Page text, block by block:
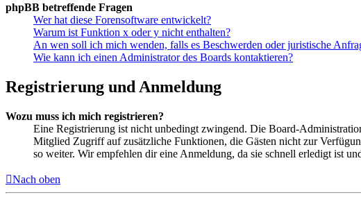
phpBB betreffende Fragen
Wer hat diese Forensoftware entwickelt?
Warum ist Funktion x oder y nicht enthalten?
An wen soll ich mich wenden, falls es Beschwerden oder juristische
Wie kann ich einen Administrator des Boards kontaktieren?
Registrierung und Anmeldung
Wozu muss ich mich registrieren?
Eine Registrierung ist nicht unbedingt zwingend. Die Board-
Mitglied Zugriff auf zusätzliche Funktionen, die Gästen nicht zur
so weiter. Wir empfehlen dir eine Anmeldung, da sie schnell erledigt ist
Nach oben